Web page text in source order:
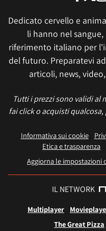
Dedicato cervello e
li hanno nel
riferimento italiano per
del futuro. Preparatevi
articoli, news,
Tutti i prezzi sono validi al
fai click o acquisti
Informativa sui cookie
Etica e trasparenza
Aggiorna le
IL NETWORK
Multiplayer
The Great Pizza